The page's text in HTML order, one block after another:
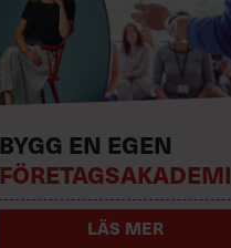
BYGG EN EGEN
FÖRETAGSAKADEMI
LÄS MER